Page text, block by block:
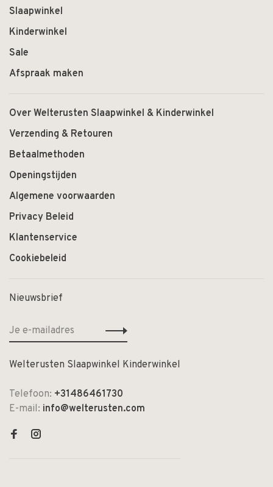
Slaapwinkel
Kinderwinkel
Sale
Afspraak maken
Over Welterusten Slaapwinkel & Kinderwinkel
Verzending & Retouren
Betaalmethoden
Openingstijden
Algemene voorwaarden
Privacy Beleid
Klantenservice
Cookiebeleid
Nieuwsbrief
Welterusten Slaapwinkel Kinderwinkel
Telefoon: +31486461730
E-mail: info@welterusten.com